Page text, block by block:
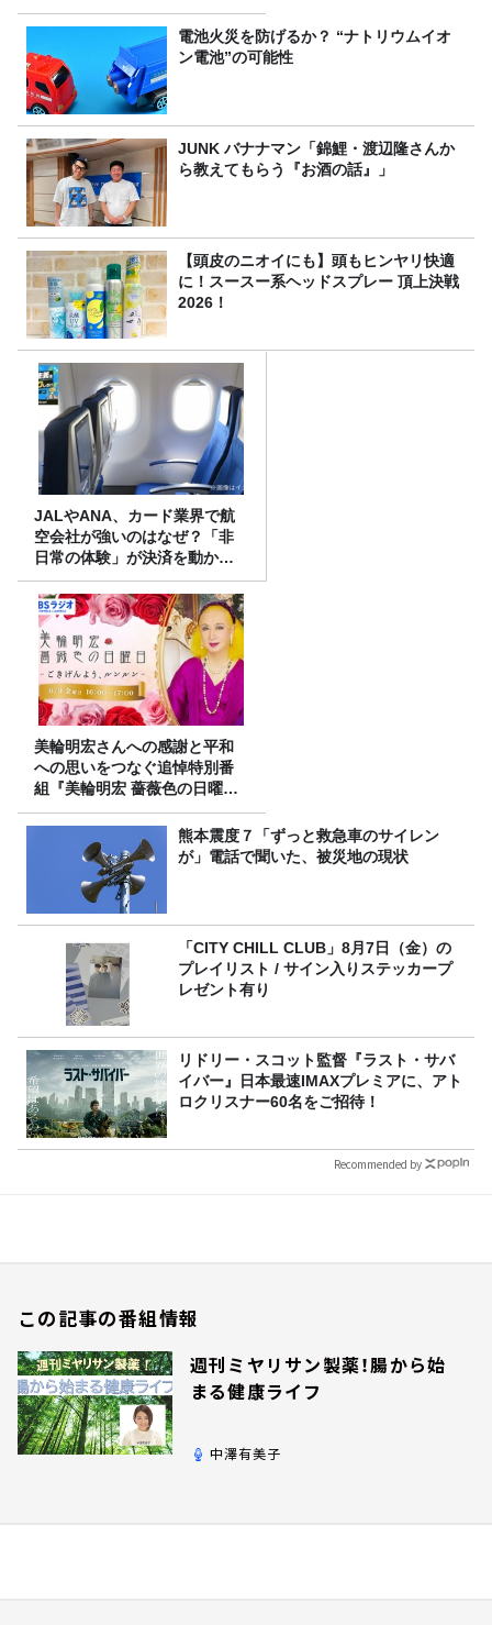
電池火災を防げるか？ “ナトリウムイオ
ン電池”の可能性
JUNK バナナマン「錦鯉・渡辺隆さんか
ら教えてもらう『お酒の話』」
【頭皮のニオイにも】頭もヒンヤリ快適
に！スースー系ヘッドスプレー 頂上決戦
2026！
JALやANA、カード業界で航
空会社が強いのはなぜ？「非
日常の体験」が決済を動かす
理由
美輪明宏さんへの感謝と平和
への思いをつなぐ追悼特別番
組『美輪明宏 薔薇色の日曜日
～ごきげんよう、ルンルン
～』8/9（日）16時放送熊本震度７「ずっと救急車のサイレン
が」電話で聞いた、被災地の現状
「CITY CHILL CLUB」8月7日（金）の
プレイリスト / サイン入りステッカープ
レゼント有り
リドリー・スコット監督『ラスト・サバ
イバー』日本最速IMAXプレミアに、アト
ロクリスナー60名をご招待！
Recommended by
この記事の番組情報
週刊ミヤリサン製薬！腸から始
まる健康ライフ
中澤有美子